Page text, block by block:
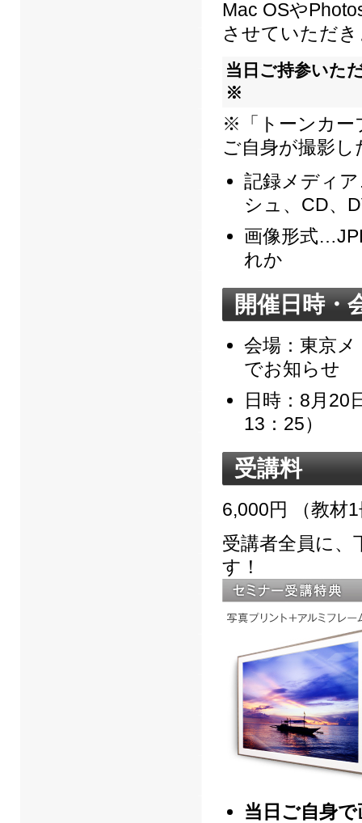
Mac OSや
させていただ
当日ご持参いた
※
※「トーンカー
ご自身が撮影
記録メディ
シュ、CD、
画像形式
れか
開催日時・
会場：東京
でお知らせ
日時：8月20
13：25）
受講料
6,000円 （教材
受講者全員に、
す！
当日ご自身